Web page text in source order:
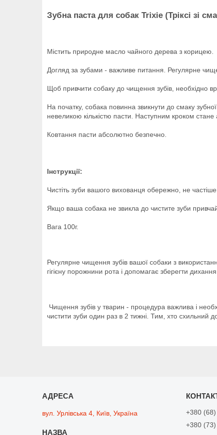
Зубна паста для собак Trixie (Тріксі зі
Містить природне масло чайного дерева з корицею.
Догляд за зубами - важливе питання. Регулярне
Щоб привчити собаку до чищення зубів, необхідно
На початку, собака повинна звикнути до смаку
невеликою кількістю пасти. Наступним кроком
Ковтання пасти абсолютно безпечно.
Інструкції:
Чистіть зуби вашого вихованця обережно, не
Якщо ваша собака не звикла до чистите зуби
Вага 100г.
Регулярне чищення зубів вашої собаки з
гігієну порожнини рота і допомагає зберегти
Чищення зубів у тварин - процедура важлива і
чистити зуби один раз в 2 тижні. Тим, хто схильний
вул. Урлівська 4, Київ, Україна
+380
+380